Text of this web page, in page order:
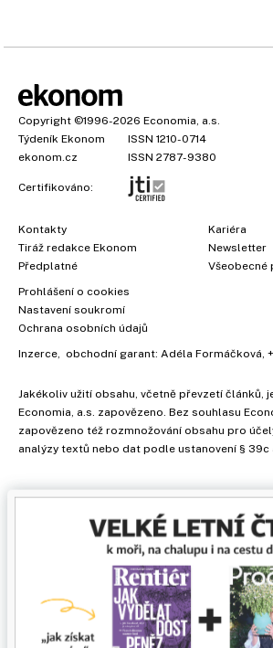
Copyright ©1996-2026 Economia, a.s.
Týdeník Ekonom
ISSN 1210-0714
ekonom.cz
ISSN 2787-9380
Certifikováno:
Kontakty
Tiráž redakce Ekonom
Předplatné
Kariéra
Newsletter
Všeobecné
Prohlášení o cookies
Nastavení soukromí
Ochrana osobních údajů
Inzerce , obchodní garant: Adéla Formáčková
Jakékoliv užití obsahu, včetně převzetí článků,
Economia, a.s. zapovězeno. Bez souhlasu
zapovězeno též rozmnožování obsahu pro
analýzy textů nebo dat podle ustanovení § 39c